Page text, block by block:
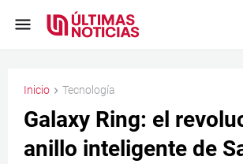
Inicio Tecnología
Galaxy Ring: el
anillo inteligente de